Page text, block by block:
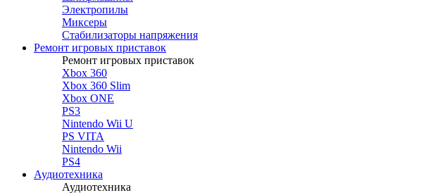
Электропилы
Миксеры
Стабилизаторы напряжения
Ремонт игровых приставок
Ремонт игровых приставок
Xbox 360
Xbox 360 Slim
Xbox ONE
PS3
Nintendo Wii U
PS VITA
Nintendo Wii
PS4
Аудиотехника
Аудиотехника